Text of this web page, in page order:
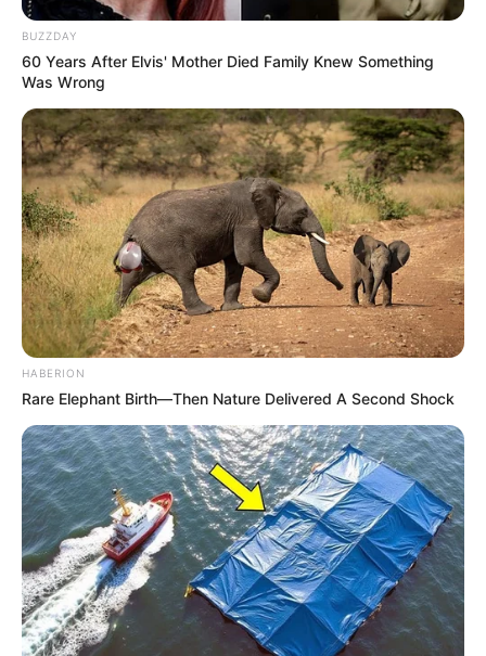
BUZZDAY
60 Years After Elvis' Mother Died Family Knew Something
Was Wrong
HABERION
Rare Elephant Birth—Then Nature Delivered A Second Shock